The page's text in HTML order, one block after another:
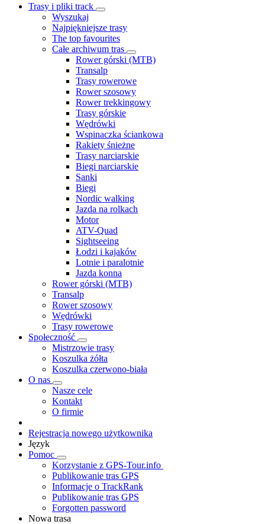
Trasy i pliki track
Wyszukaj
Najpiękniejsze trasy
The top favourites
Całe archiwum tras
Rower górski (MTB)
Transalp
Trasy rowerowe
Rower szosowy
Rower trekkingowy
Trasy górskie
Wędrówki
Wspinaczka ściankowa
Rakiety śnieżne
Trasy narciarskie
Biegi narciarskie
Sanki
Biegi
Nordic walking
Jazda na rolkach
Motor
ATV-Quad
Sightseeing
Łodzi i kajaków
Lotnie i paralotnie
Jazda konna
Rower górski (MTB)
Transalp
Rower szosowy
Wędrówki
Trasy rowerowe
Społeczność
Mistrzowie trasy
Koszulka żółta
Koszulka czerwono-biała
O nas
Nasze cele
Kontakt
O firmie
Rejestracja nowego użytkownika
Język
Pomoc
Korzystanie z GPS-Tour.info
Publikowanie tras GPS
Informacje o TrackRank
Publikowanie tras GPS
Forgotten password
Nowa trasa